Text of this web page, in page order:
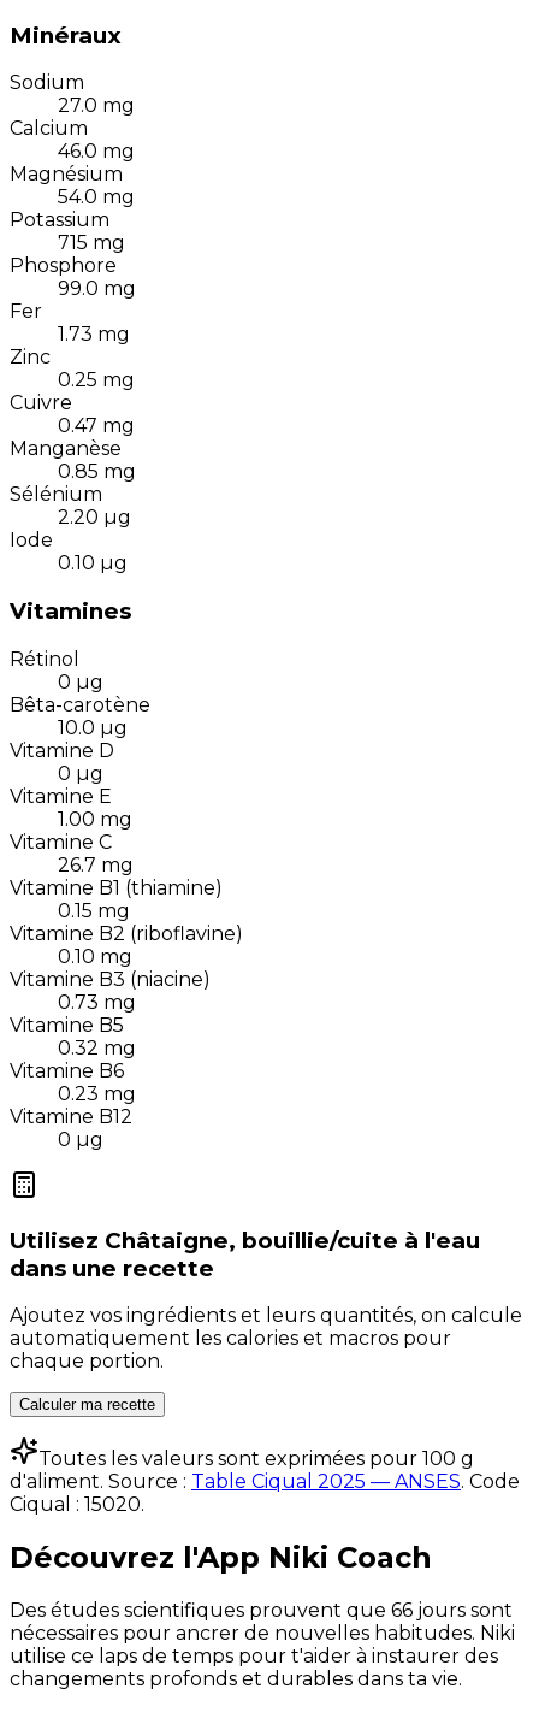
Minéraux
Sodium
27.0 mg
Calcium
46.0 mg
Magnésium
54.0 mg
Potassium
715 mg
Phosphore
99.0 mg
Fer
1.73 mg
Zinc
0.25 mg
Cuivre
0.47 mg
Manganèse
0.85 mg
Sélénium
2.20 µg
Iode
0.10 µg
Vitamines
Rétinol
0 µg
Bêta-carotène
10.0 µg
Vitamine D
0 µg
Vitamine E
1.00 mg
Vitamine C
26.7 mg
Vitamine B1 (thiamine)
0.15 mg
Vitamine B2 (riboflavine)
0.10 mg
Vitamine B3 (niacine)
0.73 mg
Vitamine B5
0.32 mg
Vitamine B6
0.23 mg
Vitamine B12
0 µg
Utilisez Châtaigne, bouillie/cuite à l'eau
dans une recette
Ajoutez vos ingrédients et leurs quantités, on calcule
automatiquement les calories et macros pour
chaque portion.
Calculer ma recette
Toutes les valeurs sont exprimées pour 100 g
d'aliment. Source : Table Ciqual 2025 — ANSES. Code
Ciqual : 15020.
Découvrez l'App Niki Coach
Des études scientifiques prouvent que 66 jours sont
nécessaires pour ancrer de nouvelles habitudes. Niki
utilise ce laps de temps pour t'aider à instaurer des
changements profonds et durables dans ta vie.